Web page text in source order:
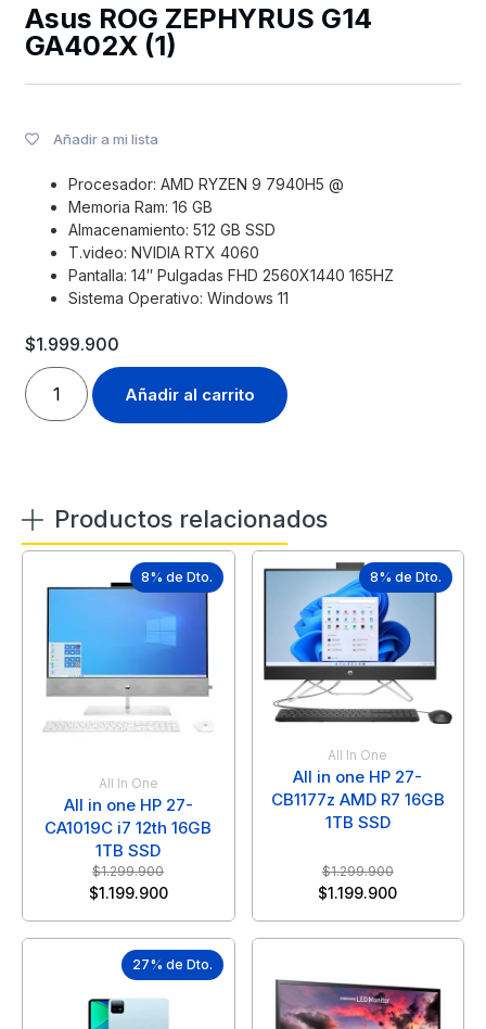
Asus ROG ZEPHYRUS G14
GA402X (1)
Añadir a mi lista
Procesador: AMD RYZEN 9 7940H5 @
Memoria Ram: 16 GB
Almacenamiento: 512 GB SSD
T.video: NVIDIA RTX 4060
Pantalla: 14″ Pulgadas FHD 2560X1440 165HZ
Sistema Operativo: Windows 11
$1.999.900
Añadir al carrito
Productos relacionados
8% de Dto.
All In One
All in one HP 27-
CA1019C i7 12th 16GB
1TB SSD
$1.299.900
$1.199.900
8% de Dto.
All In One
All in one HP 27-
CB1177z AMD R7 16GB
1TB SSD
$1.299.900
$1.199.900
27% de Dto.